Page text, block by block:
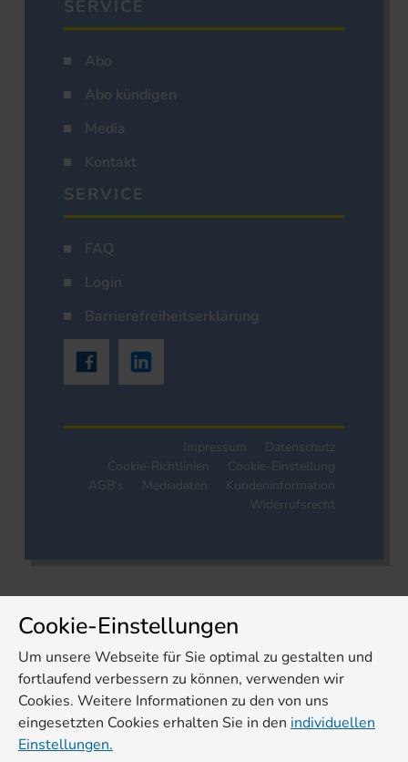
SERVICE
Abo
Abo kündigen
Media
Kontakt
SERVICE
FAQ
Login
Barrierefreiheitserklärung
Impressum
Datenschutz
Cookie-Richtlinien
Cookie-Einstellung
AGB's
Mediadaten
Kundeninformation
Widerrufsrecht
Cookie-Einstellungen
Um unsere Webseite für Sie optimal zu gestalten und
fortlaufend verbessern zu können, verwenden wir
Cookies. Weitere Informationen zu den von uns
eingesetzten Cookies erhalten Sie in den individuellen
Einstellungen.